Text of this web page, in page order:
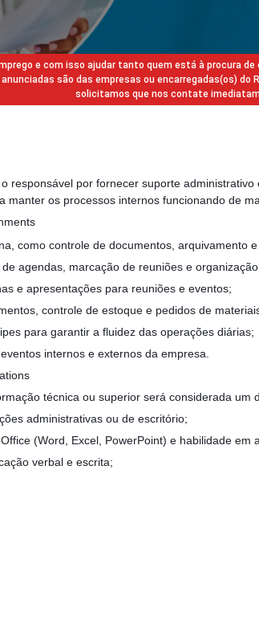
e com isso ajudar tanto quem está à procura
são das empresas ou encarregadas(os)
solicitamos que nos contate
responsável por fornecer suporte
manter os processos internos funcionando de
como controle de documentos, arquivamento
agendas, marcação de reuniões e
e apresentações para reuniões e eventos;
controle de estoque e pedidos de
para garantir a fluidez das operações diárias;
internos e externos da empresa.
técnica ou superior será considerada um
administrativas ou de escritório;
(Word, Excel, PowerPoint) e habilidade em
verbal e escrita;